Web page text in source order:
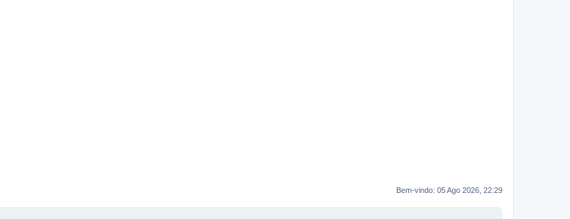
Bem-vindo: 05 Ago 2026, 22:29